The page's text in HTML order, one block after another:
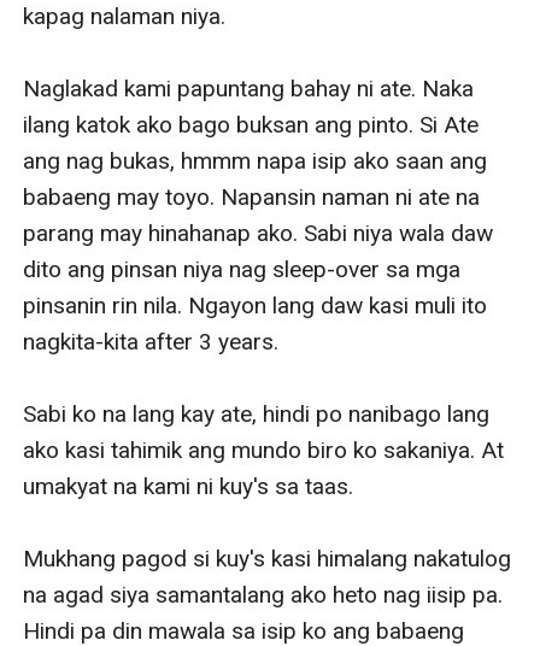
kapag nalaman niya.
Naglakad kami papuntang bahay ni ate. Naka
ilang katok ako bago buksan ang pinto. Si Ate
ang nag bukas, hmmm napa isip ako saan ang
babaeng may toyo. Napansin naman ni ate na
parang may hinahanap ako. Sabi niya wala daw
dito ang pinsan niya nag sleep-over sa mga
pinsanin rin nila. Ngayon lang daw kasi muli ito
nagkita-kita after 3 years.
Sabi ko na lang kay ate, hindi po nanibago lang
ako kasi tahimik ang mundo biro ko sakaniya. At
umakyat na kami ni kuy's sa taas.
Mukhang pagod si kuy's kasi himalang nakatulog
na agad siya samantalang ako heto nag iisip pa.
Hindi pa din mawala sa isip ko ang babaeng